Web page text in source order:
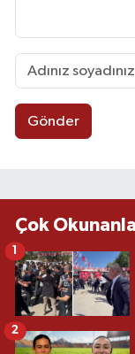
Gönder
Çok
1
2